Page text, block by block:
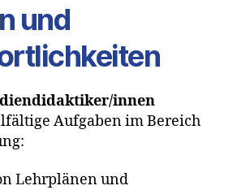
und
innen
Aufgaben im Bereich
Lehrplänen und